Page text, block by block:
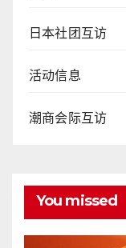
日本社团互访
活动信息
潮商会际互访
You missed